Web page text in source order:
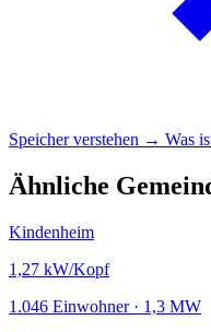
Speicher verstehen → Was
Ähnliche
Kindenheim
1,27 kW/Kopf
1.046 Einwohner · 1,3 MW